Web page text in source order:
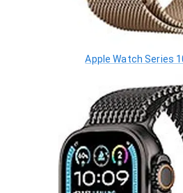
Apple Watch Series